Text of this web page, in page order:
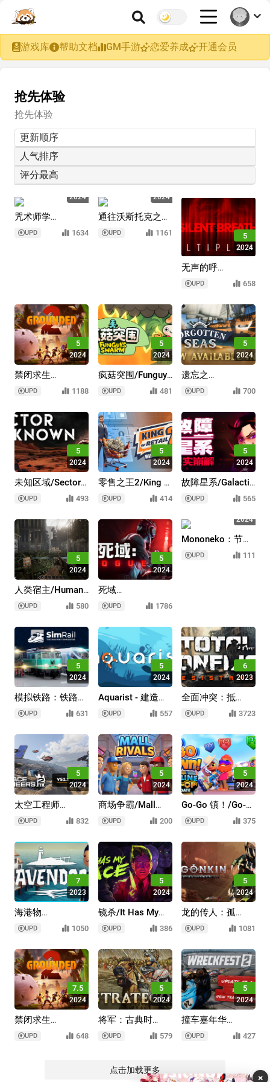
游戏库 帮助文档 GM手游 恋爱养成 开通会员
抢先体验
抢先体验
更新顺序
人气排序
评分最高
9.5
2024
咒术师学
院/Spellcaster
University
UPD 1634
5
2024
通往沃斯托克之
路/Road to
Vostok
UPD 1161 5
2024
无声的呼
吸/SILENT
BREATH
UPD 658
5
2024
禁闭求生
2/Grounded 2/支
持网络联机
UPD 1188
5
2024
疯菇突围/Funguys
Swarm
UPD 481
5
2024
遗忘之
海/Forgotten
Seas
UPD 700
5
2024
未知区域/Sector
Unknown
UPD 493
5
2024
零售之王2/King of
Retail 2
UPD 414
5
2024
故障星系/Galactic
Glitch
UPD 565
5
2024
人类宿主/Human
Host
UPD 580
5
2024
死域
Rogue/Deadzone:
Rogue
UPD 1786
2024
Mononeko：节奏
冒险/Mononeko:
A Rhythm
UPD 111
5
2024
模拟铁路：铁路模
拟器/SimRail -
The Railway
UPD 631
5
2024
Aquarist - 建造水
族馆，养鱼，发展
你的事业！
UPD 557
6
2023
全面冲突：抵
抗/Total Conflict:
Resistance
UPD 3723
5
2024
太空工程师
2/Space
Engineers 2
UPD 832
5
2024
商场争霸/Mall
Rivals
UPD 200
5
2024
Go-Go 镇！/Go-
Go Town!
UPD 375
7
2023
海港物
语/Havendock
UPD 1050
5
2024
镜杀/It Has My
Face
UPD 386
5
2024
龙的传人：孤
旅/Dragonkin: The
Banished
UPD 1081
7.5
2024
禁闭求生
2/Grounded 2
UPD 648
5
2024
将军：古典时
代/Strategos
UPD 579
5
2024
撞车嘉年华
2/Wreckfest 2
UPD 427
点击加载更多
×